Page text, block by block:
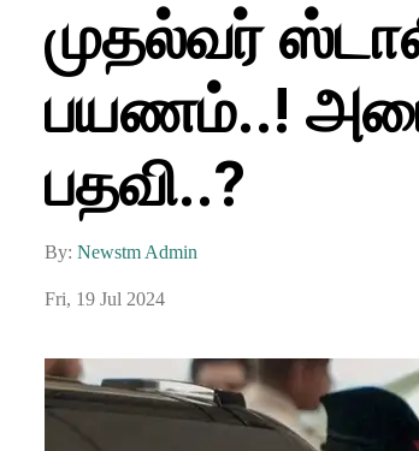
முதல்வர்
பயணம்..!
பதவி..?
By: Newstm Admin
Fri, 19 Jul 2024